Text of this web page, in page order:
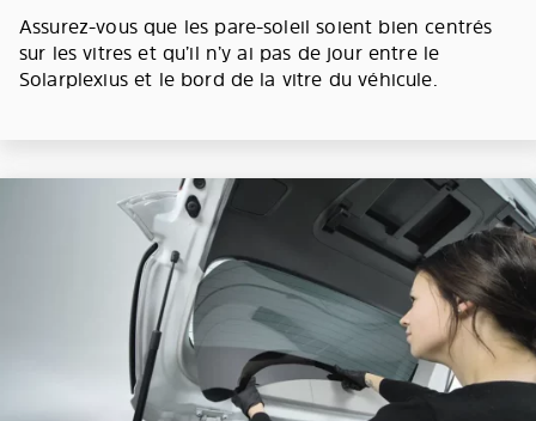
Assurez-vous que les pare-soleil soient bien centrés
sur les vitres et qu’il n’y ai pas de jour entre le
Solarplexius et le bord de la vitre du véhicule.